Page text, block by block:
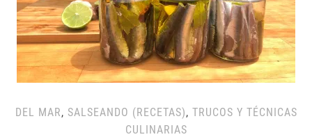
DEL MAR, SALSEANDO (RECETAS), TRUCOS Y TÉCNICAS
CULINARIAS